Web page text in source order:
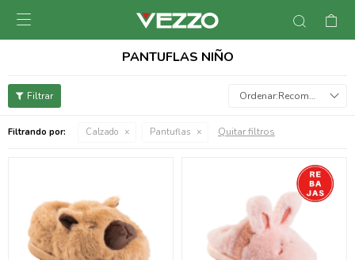

PANTUFLAS NIÑO
Recomendados
Filtrando por: Calzado Pantuflas Quitar filtros